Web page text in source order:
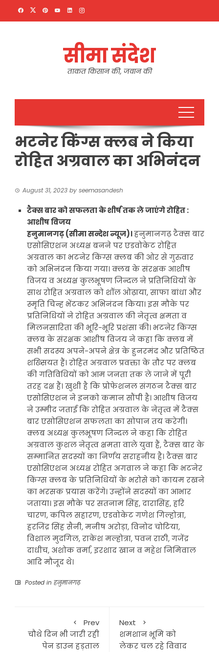
सीमा संदेश
ताकत किसान की, जवान की
भटनेर किंग्स क्लब ने किया
रोहित अग्रवाल का अभिनंदन
August 31, 2023 by seemasandesh
टैक्स बार को सफलता के शीर्ष तक ले जाएंगे रोहित :
आशीष विजय
हनुमानगढ़ (सीमा सन्देश न्यूज)।हनुमानगढ़ टैक्स बार
एसोसिएशन अध्यक्ष बनने पर एडवोकेट रोहित
अग्रवाल का भटनेर किंग्स क्लब की ओर से गुरुवार
को अभिनंदन किया गया। क्लब के संरक्षक आशीष
विजय व अध्यक्ष कुलभूषण जिन्दल ने प्रतिनिधियों के
साथ रोहित अग्रवाल को शॉल ओढ़ाया, साफा बांधा और
स्मृति चिन्ह भेंटकर अभिनंदन किया। इस मौके पर
प्रतिनिधियों ने रोहित अग्रवाल की नेतृत्व क्षमता व
मिलनसारिता की भूरि-भूरि प्रशंसा की। भटनेर किंग्स
क्लब के संरक्षक आशीष विजय ने कहा कि क्लब में
सभी सदस्य अपने-अपने क्षेत्र के हुनरमंद और प्रतिष्ठित
शख्सियत हैं। रोहित अग्रवाल प्रवक्ता के तौर पर क्लब
की गतिविधियों को आम जनता तक ले जाने में पूरी
तरह दक्ष हैं। खुशी है कि प्रोफेशनल संगठन टैक्स बार
एसोसिएशन ने इनको कमान सौंपी है। आशीष विजय
ने उम्मीद जताई कि रोहित अग्रवाल के नेतृत्व में टैक्स
बार एसोसिएशन सफलता का सोपान तय करेगी।
क्लब अध्यक्ष कुलभूषण जिन्दल ने कहा कि रोहित
अग्रवाल कुशल नेतृत्व क्षमता वाले युवा हैं, टैक्स बार के
सम्मानित सदस्यों का निर्णय सराहनीय है। टैक्स बार
एसोसिएशन अध्यक्ष रोहित अगव्राल ने कहा कि भटनेर
किंग्स क्लब के प्रतिनिधियों के भरोसे को कायम रखने
का भरसक प्रयास करेंगे। उन्होंने सदस्यों का आभार
जताया। इस मौके पर सतनाम सिंह, दारासिंह, हरि
चारण, कपिल सहारण, एडवोकेट गणेश गिल्होत्रा,
हरजिंद्र सिंह सैनी, मनीष अरोड़ा, विनोद चोटिया,
विशाल मुदगिल, राकेश मल्होत्रा, पवन राठी, गजेंद्र
दाधीच, अशोक वर्मा, इरशाद खान व महेश निमिवाल
आदि मौजूद थे।
Posted in हनुमानगढ़
Prev
चौथे दिन भी जारी रही
पेन डाउन हड़ताल
Next
शमशान भूमि को
लेकर चल रहे विवाद